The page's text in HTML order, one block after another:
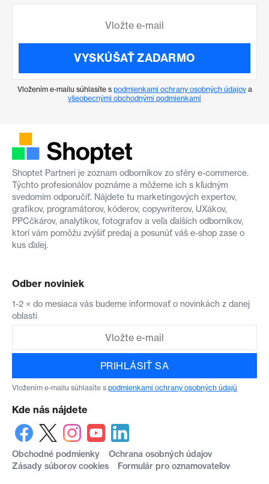
VYSKÚŠAŤ ZADARMO
Vložením e-mailu súhlasíte s podmienkami ochrany osobných údajova
všeobecnými obchodnými podmienkami
Shoptet Partneri je zoznam odborníkov zo sféry e-commerce.
Týchto profesionálov poznáme a môžeme ich s kľudným
svedomím odporučiť. Nájdete tu marketingových expertov,
grafikov, programátorov, kóderov, copywriterov, UXákov,
PPCčkárov, analytikov, fotografov a veľa ďalších odborníkov,
ktorí vám pomôžu zvýšiť predaj a posunúť váš e-shop zase o
kus ďalej.
Odber noviniek
1-2 × do mesiaca vás budeme informovať o novinkách z danej
oblasti
PRIHLÁSIŤ SA
Vložením e-mailu súhlasíte s podmienkami ochrany osobných údajů
Kde nás nájdete
Obchodné podmienky
Ochrana osobných údajov
Zásady súborov cookies
Formulár pro oznamovateľov